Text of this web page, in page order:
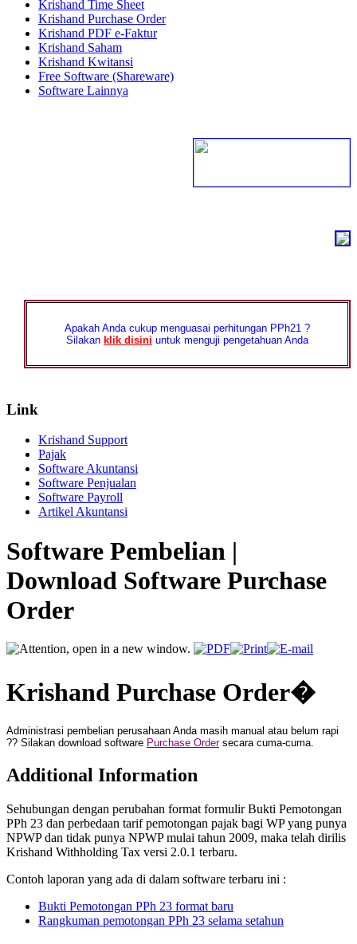
Krishand Time Sheet
Krishand Purchase Order
Krishand PDF e-Faktur
Krishand Saham
Krishand Kwitansi
Free Software (Shareware)
Software Lainnya
Apakah Anda cukup menguasai perhitungan PPh21 ?
Silakan klik disini untuk menguji pengetahuan Anda
Link
Krishand Support
Pajak
Software Akuntansi
Software Penjualan
Software Payroll
Artikel Akuntansi
Software Pembelian |
Download Software Purchase
Order
Krishand Purchase Order�
Administrasi pembelian perusahaan Anda masih manual atau belum rapi
?? Silakan download software Purchase Ordersecara cuma-cuma.
Additional Information
Sehubungan dengan perubahan format formulir Bukti Pemotongan
PPh 23 dan perbedaan tarif pemotongan pajak bagi WP yang punya
NPWP dan tidak punya NPWP mulai tahun 2009, maka telah dirilis
Krishand Withholding Tax versi 2.0.1 terbaru.
Contoh laporan yang ada di dalam software terbaru ini :
Bukti Pemotongan PPh 23 format baru
Rangkuman pemotongan PPh 23 selama setahun